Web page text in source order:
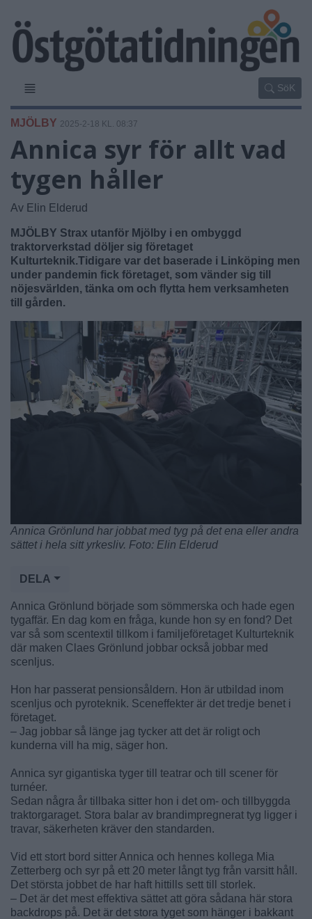
SöK
MJÖLBY 2025-2-18 KL. 08:37
Annica syr för allt vad
tygen håller
Av Elin Elderud
MJÖLBY Strax utanför Mjölby i en ombyggd
traktorverkstad döljer sig företaget
Kulturteknik.Tidigare var det baserade i Linköping men
under pandemin fick företaget, som vänder sig till
nöjesvärlden, tänka om och flytta hem verksamheten
till gården.
Annica Grönlund har jobbat med tyg på det ena eller andra
sättet i hela sitt yrkesliv. Foto: Elin Elderud
DELA
Annica Grönlund började som sömmerska och hade egen
tygaffär. En dag kom en fråga, kunde hon sy en fond? Det
var så som scentextil tillkom i familjeföretaget Kulturteknik
där maken Claes Grönlund jobbar också jobbar med
scenljus.
Hon har passerat pensionsåldern. Hon är utbildad inom
scenljus och pyroteknik. Sceneffekter är det tredje benet i
företaget.
– Jag jobbar så länge jag tycker att det är roligt och
kunderna vill ha mig, säger hon.
Annica syr gigantiska tyger till teatrar och till scener för
turnéer.
Sedan några år tillbaka sitter hon i det om- och tillbyggda
traktorgaraget. Stora balar av brandimpregnerat tyg ligger i
travar, säkerheten kräver den standarden.
Vid ett stort bord sitter Annica och hennes kollega Mia
Zetterberg och syr på ett 20 meter långt tyg från varsitt håll.
Det största jobbet de har haft hittills sett till storlek.
– Det är det mest effektiva sättet att göra sådana här stora
backdrops på. Det är det stora tyget som hänger i bakkant